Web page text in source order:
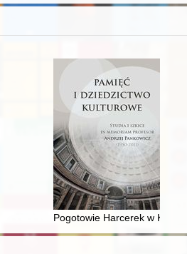
publicystyce Daniela Grossa =
Pogotowie Harcerek w